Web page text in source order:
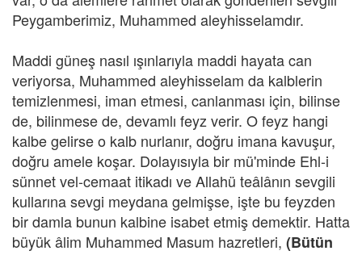
Peygamberimiz, Muhammed aleyhisselamdır.
Maddi güneş nasıl ışınlarıyla maddi hayata can
veriyorsa, Muhammed aleyhisselam da kalblerin
temizlenmesi, iman etmesi, canlanması için, bilinse
de, bilinmese de, devamlı feyz verir. O feyz hangi
kalbe gelirse o kalb nurlanır, doğru imana kavuşur,
doğru amele koşar. Dolayısıyla bir mü'minde Ehl-i
sünnet vel-cemaat itikadı ve Allahü teâlânın sevgili
kullarına sevgi meydana gelmişse, işte bu feyzden
bir damla bunun kalbine isabet etmiş demektir. Hatta
büyük âlim Muhammed Masum hazretleri, (Bütün